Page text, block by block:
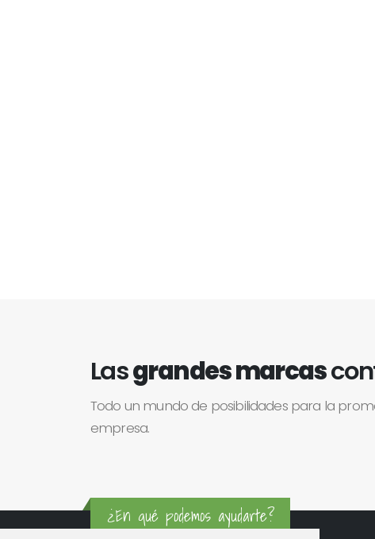
Lasgrandes marcas
Todo un mundo de posibilidades para la
empresa.
¿En qué podemos ayudarte?